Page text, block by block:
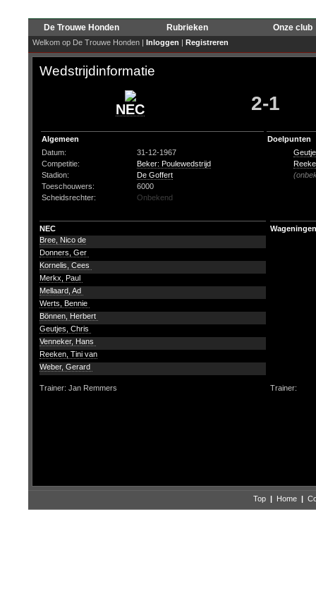
De Trouwe Honden Rubrieken Onze club
Welkom op De Trouwe Honden | Inloggen | Registreren
Wedstrijdinformatie
NEC 2-1
Algemeen
Datum:
31-12-1967
Competitie:
Beker: Poulewedstrijd
Stadion:
De Goffert
Toeschouwers:
6000
Scheidsrechter:
Onbekend
Doelpunten
NEC
Wageningen
Bree, Nico de
Donners, Ger
Kornelis, Cees
Merkx, Paul
Mellaard, Ad
Werts, Bennie
Bönnen, Herbert
Geutjes, Chris
Venneker, Hans
Reeken, Tini van
Weber, Gerard
Trainer: Jan Remmers Trainer:
Top | Home |